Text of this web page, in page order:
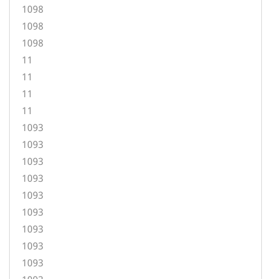
1098
1098
1098
11
11
11
11
1093
1093
1093
1093
1093
1093
1093
1093
1093